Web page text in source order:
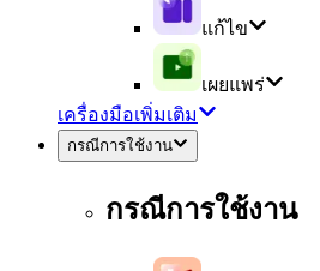
แก้ไข
เผยแพร่
เครื่องมือเพิ่มเติม
กรณีการใช้งาน
กรณีการใช้งาน